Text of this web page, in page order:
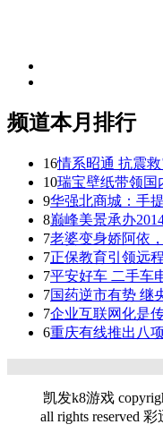
频道本月排行
16情系昭通 抗震
10瑞宝壁纸带领国
9华强北商城：手
8巅峰美景承办
7老婆变身娇阿依
7正保教育引领远
7平安好车 二手车
7国药逆市有势 继
7企业互联网化是
6重庆有线推出八
凯发k8游戏 copyright
all rights reserved